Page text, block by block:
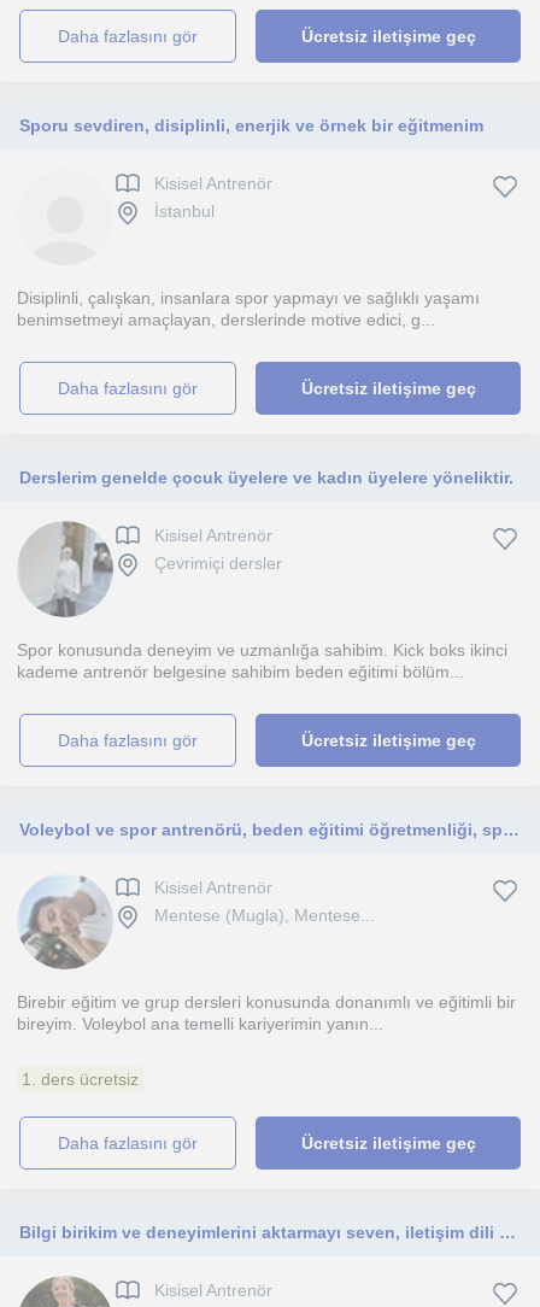
daha fazlasını gör Ücretsiz iletişime geç
Sporu sevdiren, disiplinli, enerjik ve örnek bir eğitmenim
Kisisel Antrenör
İstanbul
Disiplinli, çalışkan, insanlara spor yapmayı ve sağlıklı yaşamı
benimsetmeyi amaçlayan, derslerinde motive edici, g...
daha fazlasını gör Ücretsiz iletişime geç
Derslerim genelde çocuk üyelere ve kadın üyelere yöneliktir.
Kisisel Antrenör
Çevrimiçi dersler
Spor konusunda deneyim ve uzmanlığa sahibim. Kick boks ikinci
kademe antrenör belgesine sahibim beden eğitimi bölüm...
daha fazlasını gör Ücretsiz iletişime geç
Voleybol ve spor antrenörü, beden eğitimi öğretmenliği, spor yöneticisi.
Kisisel Antrenör
Mentese (Mugla), Mentese...
Birebir eğitim ve grup dersleri konusunda donanımlı ve eğitimli bir
bireyim. Voleybol ana temelli kariyerimin yanın...
1. ders ücretsiz
daha fazlasını gör Ücretsiz iletişime geç
Bilgi birikim ve deneyimlerini aktarmayı seven, iletişim dili kuvvetli, hedefe yönelik çalışmalar yürüten, işine tutkuyla bağlı.
Kisisel Antrenör